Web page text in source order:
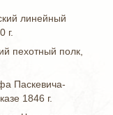
линейный
г.
пехотный полк,
Паскевича-
1846 г.